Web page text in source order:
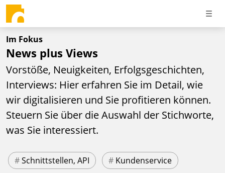
Im Fokus
News plus Views
Vorstöße, Neuigkeiten, Erfolgsgeschichten,
Interviews: Hier erfahren Sie im Detail, wie
wir digitalisieren und Sie profitieren können.
Steuern Sie über die Auswahl der Stichworte,
was Sie interessiert.
#Schnittstellen, API # Kundenservice